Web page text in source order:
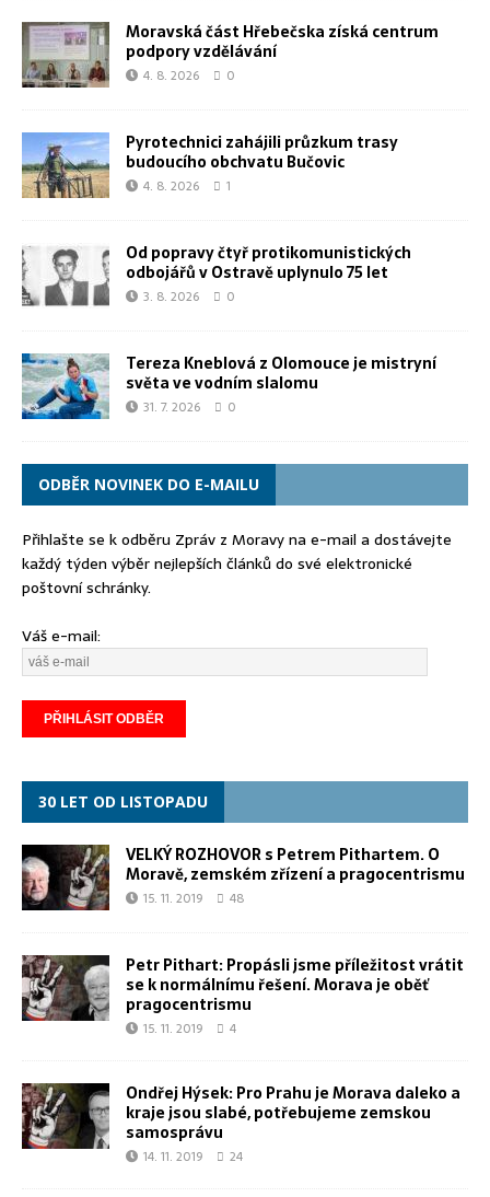
Moravská část Hřebečska získá centrum
podpory vzdělávání
4. 8. 2026 0
Pyrotechnici zahájili průzkum trasy
budoucího obchvatu Bučovic
4. 8. 2026 1
Od popravy čtyř protikomunistických
odbojářů v Ostravě uplynulo 75 let
3. 8. 2026 0
Tereza Kneblová z Olomouce je mistryní
světa ve vodním slalomu
31. 7. 2026 0
ODBĚR NOVINEK DO E-MAILU
Přihlašte se k odběru Zpráv z Moravy na e-mail a dostávejte
každý týden výběr nejlepších článků do své elektronické
poštovní schránky.
Váš e-mail:
30 LET OD LISTOPADU
VELKÝ ROZHOVOR s Petrem Pithartem. O
Moravě, zemském zřízení a pragocentrismu
15. 11. 2019 48
Petr Pithart: Propásli jsme příležitost vrátit
se k normálnímu řešení. Morava je oběť
pragocentrismu
15. 11. 2019 4
Ondřej Hýsek: Pro Prahu je Morava daleko a
kraje jsou slabé, potřebujeme zemskou
samosprávu
14. 11. 2019 24